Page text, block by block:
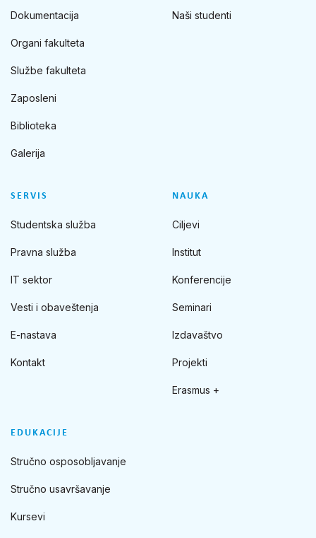
Dokumentacija
Organi fakulteta
Službe fakulteta
Zaposleni
Biblioteka
Galerija
Naši studenti
SERVIS
Studentska služba
Pravna služba
IT sektor
Vesti i obaveštenja
E-nastava
Kontakt
NAUKA
Ciljevi
Institut
Konferencije
Seminari
Izdavaštvo
Projekti
Erasmus +
EDUKACIJE
Stručno osposobljavanje
Stručno usavršavanje
Kursevi